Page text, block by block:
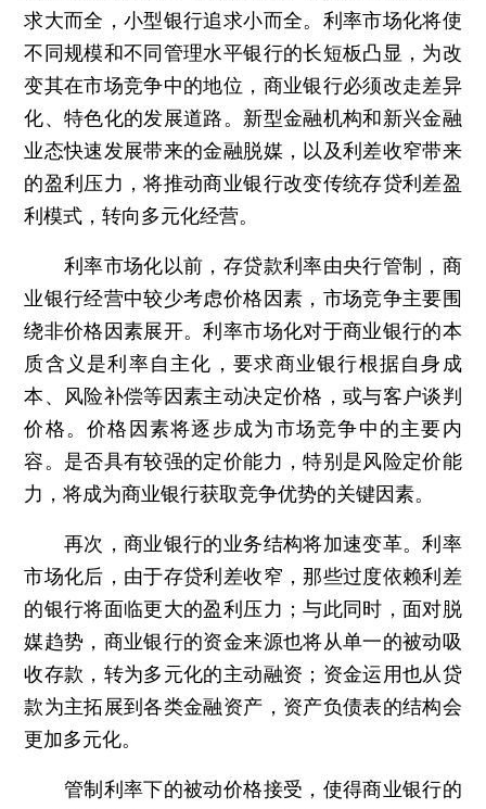
求大而全，小型银行追求小而全。利率市场化将使
不同规模和不同管理水平银行的长短板凸显，为改
变其在市场竞争中的地位，商业银行必须改走差异
化、特色化的发展道路。新型金融机构和新兴金融
业态快速发展带来的金融脱媒，以及利差收窄带来
的盈利压力，将推动商业银行改变传统存贷利差盈
利模式，转向多元化经营。
利率市场化以前，存贷款利率由央行管制，商
业银行经营中较少考虑价格因素，市场竞争主要围
绕非价格因素展开。利率市场化对于商业银行的本
质含义是利率自主化，要求商业银行根据自身成
本、风险补偿等因素主动决定价格，或与客户谈判
价格。价格因素将逐步成为市场竞争中的主要内
容。是否具有较强的定价能力，特别是风险定价能
力，将成为商业银行获取竞争优势的关键因素。
再次，商业银行的业务结构将加速变革。利率
市场化后，由于存贷利差收窄，那些过度依赖利差
的银行将面临更大的盈利压力；与此同时，面对脱
媒趋势，商业银行的资金来源也将从单一的被动吸
收存款，转为多元化的主动融资；资金运用也从贷
款为主拓展到各类金融资产，资产负债表的结构会
更加多元化。
管制利率下的被动价格接受，使得商业银行的